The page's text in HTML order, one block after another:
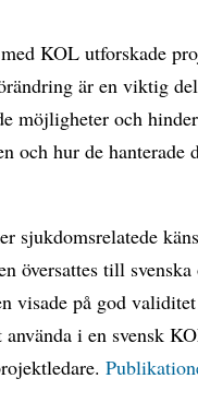
KOL utforskade
är en viktig
möjligheter och
och hur de hanterade
sjukdomsrelatede
översattes till svenska
visade på god
i en svensk